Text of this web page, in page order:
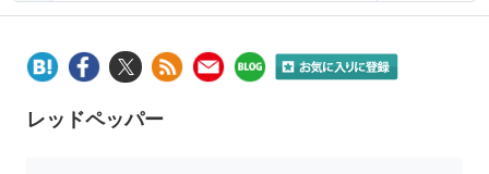
レッドペッパー